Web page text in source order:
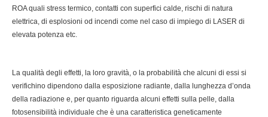
ROA quali stress termico, contatti con superfici calde, rischi di natura
elettrica, di esplosioni od incendi come nel caso di impiego di LASER di
elevata potenza etc.
La qualità degli effetti, la loro gravità, o la probabilità che alcuni di essi si
verifichino dipendono dalla esposizione radiante, dalla lunghezza d’onda
della radiazione e, per quanto riguarda alcuni effetti sulla pelle, dalla
fotosensibilità individuale che è una caratteristica geneticamente